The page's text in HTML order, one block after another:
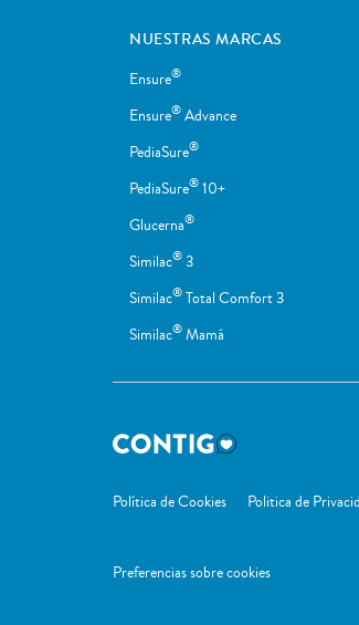
NUESTRAS MARCAS
Ensure®
Ensure® Advance
PediaSure®
PediaSure® 10+
Glucerna®
Similac® 3
Similac® Total Comfort 3
Similac® Mamá
Política de Cookies Politica de
Preferencias sobre cookies